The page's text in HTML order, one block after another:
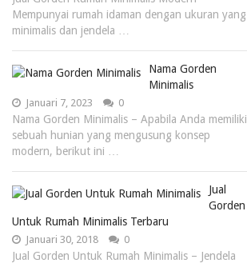
Mempunyai rumah idaman dengan ukuran yang
minimalis dan jendela …
Nama Gorden
Minimalis
Januari 7, 2023 0
Nama Gorden Minimalis – Apabila Anda memiliki
sebuah hunian yang mengusung konsep
modern, berikut ini …
Jual
Gorden
Untuk Rumah Minimalis Terbaru
Januari 30, 2018 0
Jual Gorden Untuk Rumah Minimalis – Jendela